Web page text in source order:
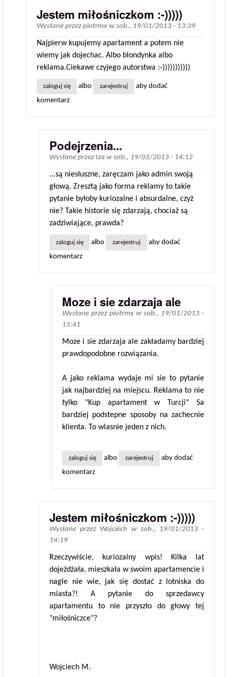
Jestem miłośniczkom :-)))))
Wysłane przez piotrmx w sob., 19/01/2013 - 13:39
Najpierw kupujemy apartament a potem nie
wiemy jak dojechac. Albo blondynka albo
reklama.Ciekawe czyjego autorstwa :-)))))))))))
zaloguj się albo zarejestruj
aby dodać
komentarz
Podejrzenia...
Wysłane przez Iza w sob., 19/01/2013 - 14:12
...są niesłuszne, zaręczam jako admin swoją
głową. Zresztą jako forma reklamy to takie
pytanie byłoby kuriozalne i absurdalne, czyż
nie? Takie historie się zdarzają, chociaż są
zadziwiające, prawda?
zaloguj się albo zarejestruj
aby dodać
komentarz
Moze i sie zdarzaja ale
Wysłane przez piotrmx w sob., 19/01/2013 -
15:41
Moze i sie zdarzaja ale zakładamy bardziej
prawdopodobne rozwiązania.
A jako reklama wydaje mi sie to pytanie
jak najbardziej na miejscu. Reklama to nie
tylko "Kup apartament w Turcji" Sa
bardziej podstepne sposoby na zachecnie
klienta. To wlasnie jeden z nich.
zaloguj się albo zarejestruj
aby dodać
komentarz
Jestem miłośniczkom :-)))))
Wysłane przez Wojciech w sob., 19/01/2013 -
14:19
Rzeczywiście, kuriozalny wpis! Kilka lat
dojeżdżała, mieszkała w swoim apartamencie i
nagle nie wie, jak się dostać z lotniska do
miasta?! A pytanie do sprzedawcy
apartamentu to nie przyszło do głowy tej
"miłośniczce"?
Wojciech M.